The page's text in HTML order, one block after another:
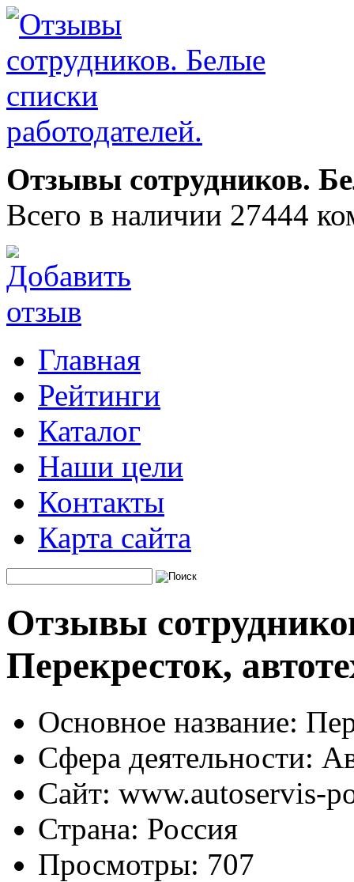
Отзывы сотрудников.
Всего в наличии 27444
Главная
Рейтинги
Каталог
Наши цели
Контакты
Карта сайта
Отзывы
Перекресток,
Основное название:
Сфера деятельности:
Сайт: www.autoservis-
Страна: Россия
Просмотры: 707